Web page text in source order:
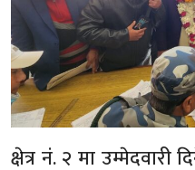
क्षेत्र नं. २ मा उम्मेदवारी